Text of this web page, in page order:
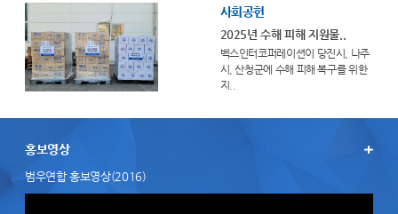
사회공헌
2025년 수해 피해 지원물..
벡스인터코퍼레이션이 당진시, 나주
시, 산청군에 수해 피해 복구를 위한
지..
홍보영상
범우연합 홍보영상(2016)